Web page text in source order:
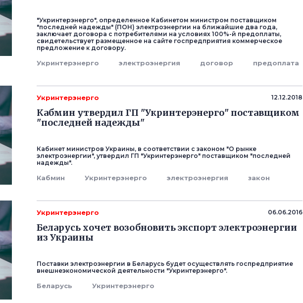
"Укринтерэнерго", определенное Кабинетом министром поставщиком
"последней надежды" (ПОН) электроэнергии на ближайшие два года,
заключает договора с потребителями на условиях 100%-й предоплаты,
свидетельствует размещенное на сайте госпредприятия коммерческое
предложение к договору.
Укринтерэнерго электроэнергия договор предоплата
Укринтерэнерго 12.12.2018
Кабмин утвердил ГП "Укринтерэнерго" поставщиком
"последней надежды"
Кабинет министров Украины, в соответствии с законом "О рынке
электроэнергии", утвердил ГП "Укринтерэнерго" поставщиком "последней
надежды".
Кабмин Укринтерэнерго электроэнергия закон
Укринтерэнерго 06.06.2016
Беларусь хочет возобновить экспорт электроэнергии
из Украины
Поставки электроэнергии в Беларусь будет осуществлять госпредприятие
внешнеэкономической деятельности "Укринтерэнерго".
Беларусь Укринтерэнерго